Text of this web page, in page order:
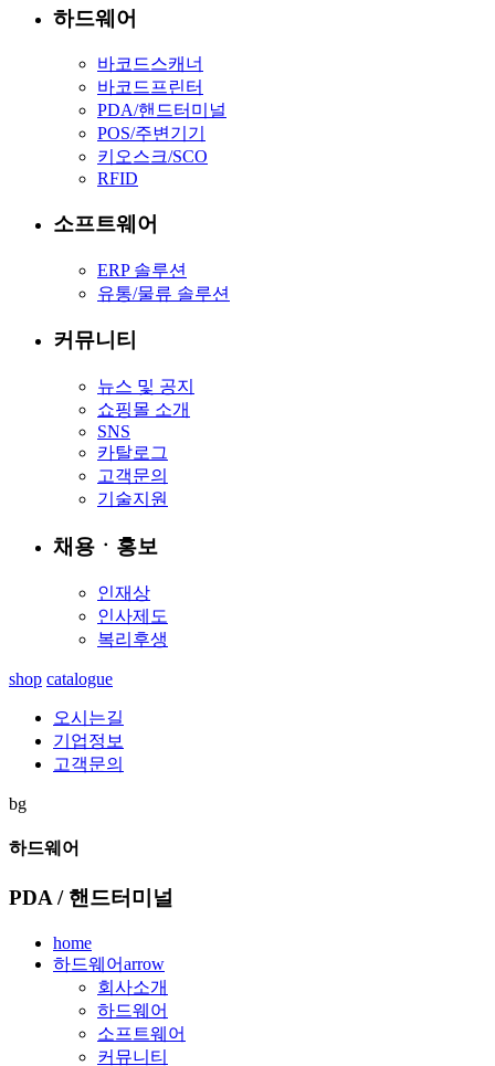
하드웨어
바코드스캐너
바코드프린터
PDA/핸드터미널
POS/주변기기
키오스크/SCO
RFID
소프트웨어
ERP 솔루션
유통/물류 솔루션
커뮤니티
뉴스 및 공지
쇼핑몰 소개
SNS
카탈로그
고객문의
기술지원
채용ㆍ홍보
인재상
인사제도
복리후생
shop catalogue
오시는길
기업정보
고객문의
bg
하드웨어
PDA / 핸드터미널
home
하드웨어arrow
회사소개
하드웨어
소프트웨어
커뮤니티